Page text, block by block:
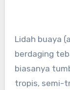
Lidah buaya
berdaging
biasanya
tropis, semi-